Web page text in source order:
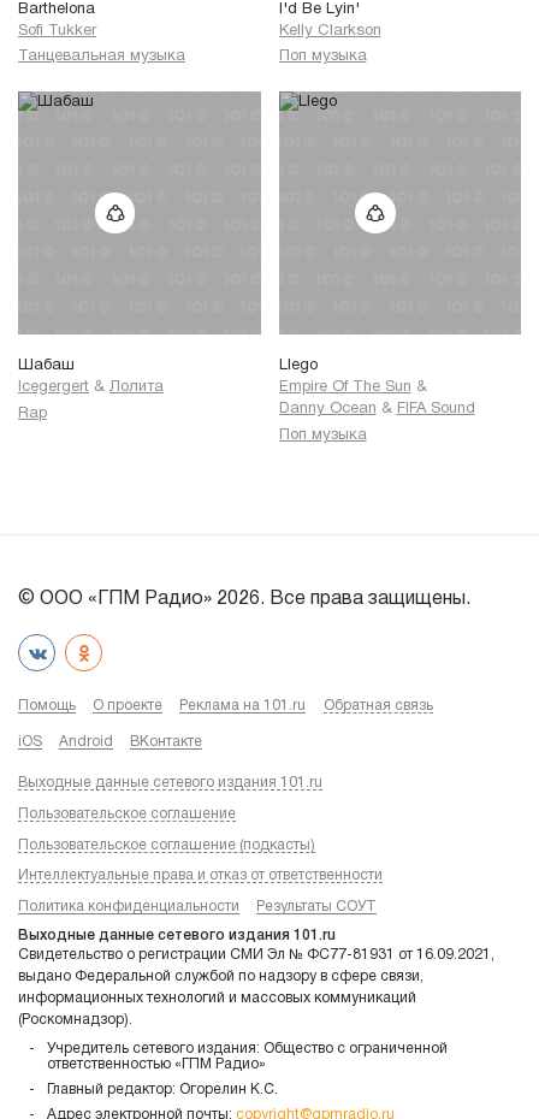
Barthelona
Sofi Tukker
Танцевальная музыка
I'd Be Lyin'
Kelly Clarkson
Поп музыка
Шабаш
Icegergert & Лолита
Rap
Llego
Empire Of The Sun &
Danny Ocean & FIFA Sound
Поп музыка
© ООО «ГПМ Радио» 2026. Все права защищены.
Помощь О проекте Реклама на 101.ru Обратная связь
iOS Android ВКонтакте
Выходные данные сетевого издания 101.ru
Пользовательское соглашение
Пользовательское соглашение (подкасты)
Интеллектуальные права и отказ от ответственности
Политика конфиденциальности Результаты СОУТ
Выходные данные сетевого издания 101.ru
Свидетельство о регистрации СМИ Эл № ФС77-81931 от 16.09.2021,
выдано Федеральной службой по надзору в сфере связи,
информационных технологий и массовых коммуникаций
(Роскомнадзор).
Учредитель сетевого издания: Общество с ограниченной
ответственностью «ГПМ Радио»
Главный редактор: Огорелин К.С.
Адрес электронной почты: copyright@gpmradio.ru